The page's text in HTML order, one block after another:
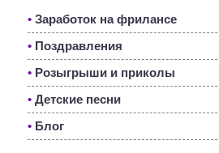
• Заработок на фрилансе
• Поздравления
• Розыгрыши и приколы
• Детские песни
• Блог